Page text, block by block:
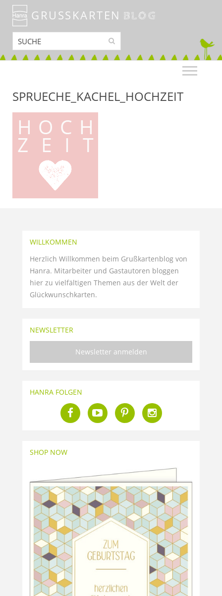
GRUSSKARTEN BLOG
SPRUECHE_KACHEL_HOCHZEIT
WILLKOMMEN
Herzlich Willkommen beim Grußkartenblog von
Hanra. Mitarbeiter und Gastautoren bloggen
hier zu vielfältigen Themen aus der Welt der
Glückwunschkarten.
NEWSLETTER
Newsletter anmelden
HANRA FOLGEN
SHOP NOW